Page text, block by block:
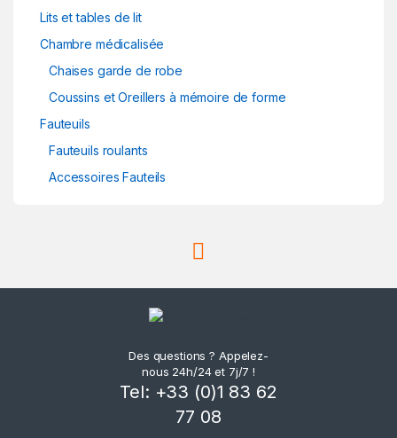
Lits et tables de lit
Chambre médicalisée
Chaises garde de robe
Coussins et Oreillers à mémoire de forme
Fauteuils
Fauteuils roulants
Accessoires Fauteils
Des questions ? Appelez-
nous 24h/24 et 7j/7 !
Tel: +33 (0)1 83 62
77 08